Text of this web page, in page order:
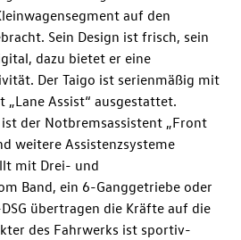
auf den
Sein Design ist frisch, sein
dazu bietet er eine
Der Taigo ist serienmäßig mit
„Lane Assist“ ausgestattet.
der Notbremsassistent „Front
weitere Assistenzsysteme
mit Drei- und
Band, ein 6-Ganggetriebe oder
übertragen die Kräfte auf die
des Fahrwerks ist sportiv-